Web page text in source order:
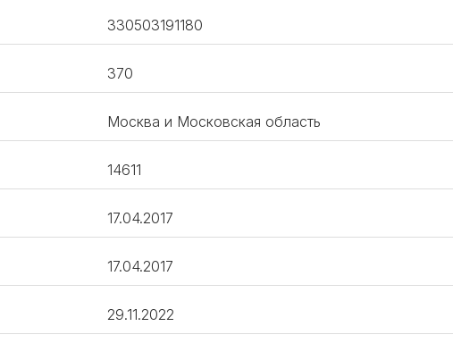
330503191180
370
Москва и Московская область
14611
17.04.2017
17.04.2017
29.11.2022